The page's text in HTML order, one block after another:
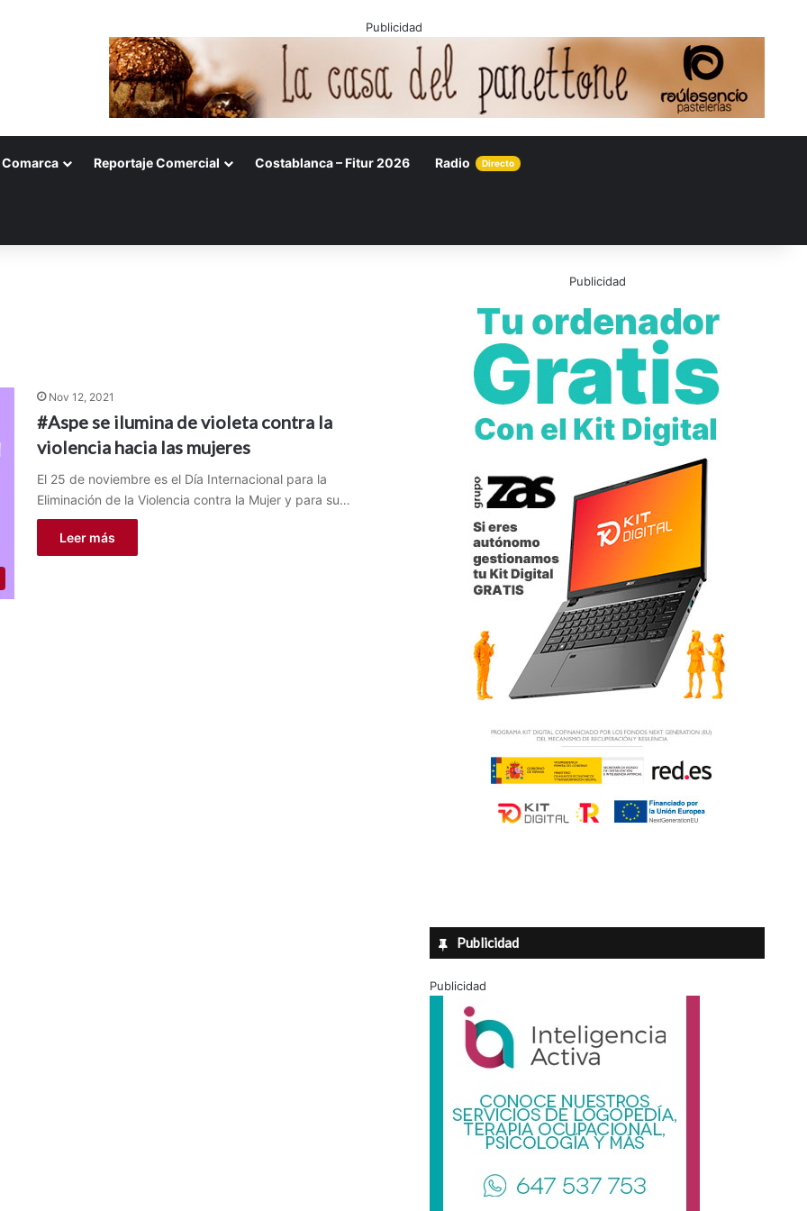
Publicidad
Comarca Reportaje Comercial Costablanca – Fitur 2026 Radio Directo
Nov 12, 2021
#Aspe se ilumina de violeta contra la
violencia hacia las mujeres
El 25 de noviembre es el Día Internacional para la
Eliminación de la Violencia contra la Mujer y para su…
Leer más
Publicidad
Publicidad
Publicidad